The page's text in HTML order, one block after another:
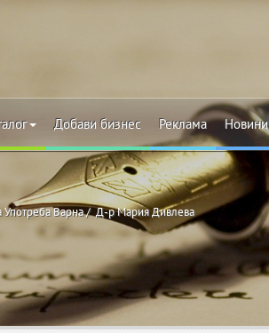
Добави бизнес Реклама Новини
Варна Д-р Мария Дивлева